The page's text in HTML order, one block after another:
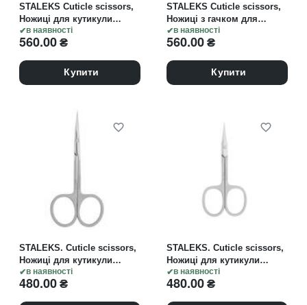
в наявності
STALEKS Cuticle scissors,
Ножиці для кутикули
EXPERT 50 TYPE 3
560.00₴
Купити
в наявності
STALEKS Cuticle scissors,
Ножиці з гачком для
кутикули EXPERT 51 TYPE
3
560.00₴
Купити
в наявності
STALEKS. Cuticle scissors,
Ножиці для кутикули
SMART 10 TYPE 3
480.00₴
в наявності
STALEKS. Cuticle scissors,
Ножиці для кутикули
SMART 22 TYPE 1
480.00₴